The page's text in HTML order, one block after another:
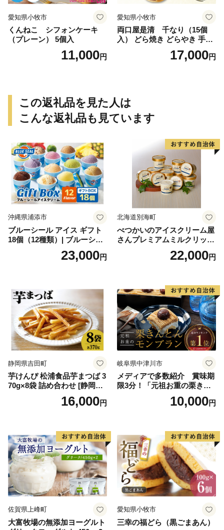
愛知県小牧市
くんねこ シフォンケーキ
（プレーン） 5個入
11,000円
愛知県小牧市
両口屋是清 千なり（15個
入） どら焼き どらやき 手土
産 お土産 土産 丹波大納言小
豆 抹茶 林檎 りんご 慶事 お
17,000円
この返礼品を見た人は
こんな返礼品も見ています
沖縄県浦添市
ブルーシール アイス ギフト
18個（12種類）| ブルーシー
ルアイス ブルーシールアイ
スクリーム 着日指定可能 送
誕生日 カップ 詰め合わせ バ
ラエティ | バニラ チョコレー
ト ストロベリー ピスタチオ
バニラ＆クッキー ウベ 沖縄
紅イモ 塩ちんすこう 沖縄シ
ークヮーサー 沖縄黒糖 琉球
ロイヤルミルクティ 沖縄パ
イン
23,000円
北海道別海町
べつかいのアイスクリーム屋
さんプレミアムミルクリッチ
12個（AP-01）（ 北海道アイ
ス 北海道産アイス アイス ア
道産アイス 道産アイスクリ
ーム ギフト 詰合せ 詰め合わ
せ ふるさと納税 ）
22,000円
静岡県吉田町
芋けんぴ 松浦食品芋まつば 3
70g×8袋 詰め合わせ [静岡伊
勢丹(松浦食品) 静岡県 吉田町
22424274] 芋ケンピ セット
16,000円
岐阜県中津川市
メディアで多数紹介 賞味期
限3分！「元祖お重の栗きん
とんモンブラン」 【未来の
ご褒美】スイーツ 栗 モンブ
子 菓子 F4N-2298
10,000円
佐賀県上峰町
大富牧場の無添加ヨーグルト
愛知県小牧市
三幸の福どら（黒ごまあん）